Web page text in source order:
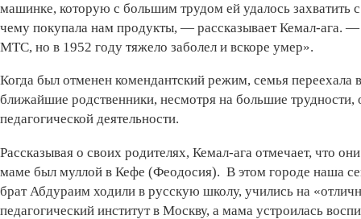
машинке, которую с большим трудом ей удалось
чему покупала нам продукты, — рассказывает Кемал-ага.
МТС, но в 1952 году тяжело заболел и вскоре умер».
Когда был отменен комендантский режим, семья
ближайшие родственники, несмотря на большие трудности,
педагогической деятельности.
Рассказывая о своих родителях, Кемал-ага отмечает, что
маме был муллой в Кефе (Феодосия). В этом городе наша
брат Абдураим ходили в русскую школу, учились на
педагогический институт в Москву, а мама устроилась